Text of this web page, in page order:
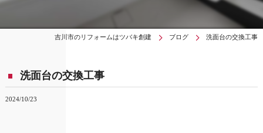
吉川市のリフォームはツバキ創建 ブログ 洗面台の交換工事
洗面台の交換工事
2024/10/23